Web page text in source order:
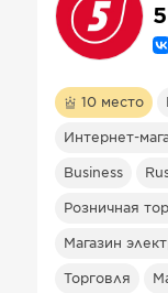
10 место
Интернет-
Business
Розничная
Магазин
Торговля